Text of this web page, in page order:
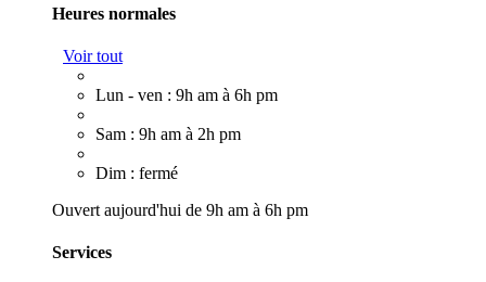
Heures normales
Voir tout
Lun - ven : 9h am à 6h pm
Sam : 9h am à 2h pm
Dim : fermé
Ouvert aujourd'hui de 9h am à 6h pm
Services